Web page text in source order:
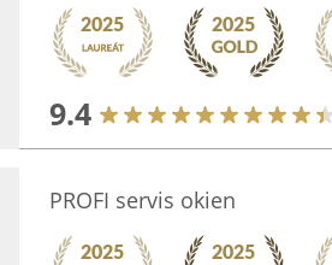
9.4
PROFI servis okien